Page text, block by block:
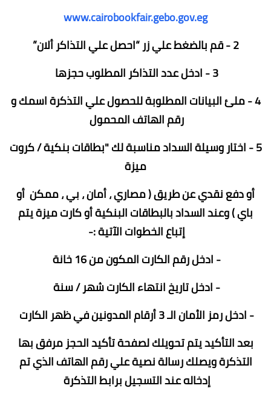
www.cairobookfair.gebo.gov.eg
2 - قم بالضغط علي زر “احصل علي التذاكر ألان”
3 - ادخل عدد التذاكر المطلوب حجزها
4 - ملئ البيانات المطلوبة للحصول علي التذكرة اسمك و
رقم الهاتف المحمول
5 - اختار وسيلة السداد مناسبة لك "بطاقات بنكية / كروت
ميزة
أو دفع نقدي عن طريق ( مصاري ، أمان ، بي ، ممكن أو
باي ) وعند السداد بالبطاقات البنكية أو كارت ميزة يتم
إتباع الخطوات الآتية :-
- ادخل رقم الكارت المكون من 16 خانة
- ادخل تاريخ انتهاء الكارت شهر / سنة
- ادخل رمز الأمان الـ 3 أرقام المدونين في ظهر الكارت
بعد التأكيد يتم تحويلك لصفحة تأكيد الحجز مرفق بها
التذكرة ويصلك رسالة نصية علي رقم الهاتف الذي تم
إدخاله عند التسجيل برابط التذكرة